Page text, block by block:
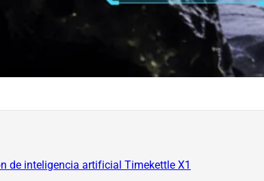
de inteligencia artificial Timekettle X1